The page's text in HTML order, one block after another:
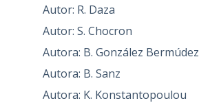
Autor: R. Daza
Autor: S. Chocron
Autora: B. González Bermúdez
Autora: B. Sanz
Autora: K. Konstantopoulou